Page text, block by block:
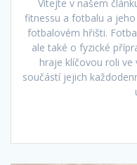
Vítejte v našem
fitnessu a fotbalu a
fotbalovém hřišti.
ale také o fyzické
hraje klíčovou roli
součástí jejich